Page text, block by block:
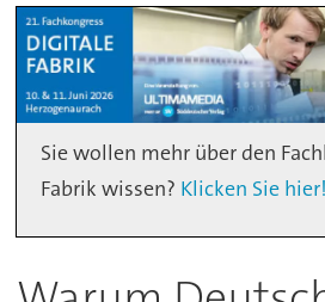
Sie wollen mehr über den
Fabrik wissen? Klicken Sie hier!